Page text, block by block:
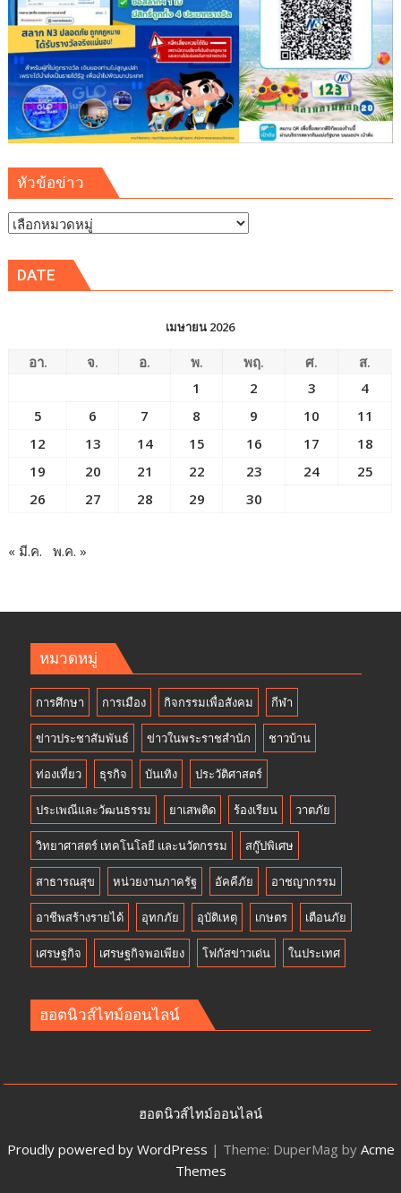
หัวข้อข่าว
หัวข้อ
DATE
เมษายน 2026
อา. จ. อ. พ. พฤ. ศ.
ส.
1
2 3
4
5
6 7 8 9 10
11
12
13 14 15 16 17
18
19
20 21 22 23 24
25
26
27 28 29 30
« มี.ค. พ.ค. »
หมวดหมู่
การศึกษา การเมือง กิจกรรมเพื่อสังคม กีฬา
ข่าวประชาสัมพันธ์ ข่าวในพระราชสำนัก ชาวบ้าน
ท่องเที่ยว ธุรกิจ บันเทิง ประวัติศาสตร์
ประเพณีและวัฒนธรรม ยาเสพติด ร้องเรียน วาตภัย
วิทยาศาสตร์ เทคโนโลยี และนวัตกรรม สกู๊ปพิเศษ
สาธารณสุข หน่วยงานภาครัฐ อัคคีภัย อาชญากรรม
อาชีพสร้างรายได้ อุทกภัย อุบัติเหตุ เกษตร เตือนภัย
เศรษฐกิจ เศรษฐกิจพอเพียง โฟกัสข่าวเด่น ในประเทศ
ฮอตนิวส์ไทม์ออนไลน์
ฮอตนิวส์ไทม์ออนไลน์
Proudly powered by WordPress | Theme: DuperMag by Acme
Themes